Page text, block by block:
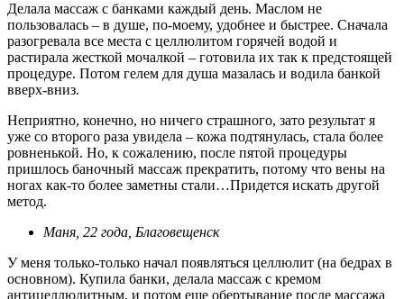
Делала массаж с банками каждый день. Маслом не
пользовалась – в душе, по-моему, удобнее и быстрее. Сначала
разогревала все места с целлюлитом горячей водой и
растирала жесткой мочалкой – готовила их так к предстоящей
процедуре. Потом гелем для душа мазалась и водила банкой
вверх-вниз.
Неприятно, конечно, но ничего страшного, зато результат я
уже со второго раза увидела – кожа подтянулась, стала более
ровненькой. Но, к сожалению, после пятой процедуры
пришлось баночный массаж прекратить, потому что вены на
ногах как-то более заметны стали…Придется искать другой
метод.
Маня, 22 года, Благовещенск
У меня только-только начал появляться целлюлит (на бедрах в
основном). Купила банки, делала массаж с кремом
антицеллюлитным, и потом еще обертывание после массажа